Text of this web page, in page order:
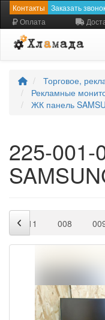
Контакты Заказать
Оплата
Торговое,
Рекламные
ЖК панель
225-
011 008